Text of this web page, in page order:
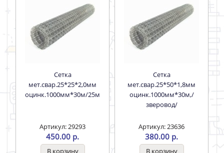
Сетка
мет.свар.25*25*2,0мм
оцинк.1000мм*30м/25м
Артикул: 29293
450.00 р.
Сетка
мет.свар.25*50*1,8мм
оцинк.1000мм*30м,/
зверовод/
Артикул: 23636
380.00 р.